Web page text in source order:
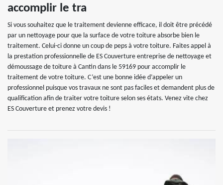
accomplir le tra
Si vous souhaitez que le traitement devienne efficace, il doit être précédé
par un nettoyage pour que la surface de votre toiture absorbe bien le
traitement. Celui-ci donne un coup de peps à votre toiture. Faites appel à
la prestation professionnelle de ES Couverture entreprise de nettoyage et
démoussage de toiture à Cantin dans le 59169 pour accomplir le
traitement de votre toiture. C’est une bonne idée d’appeler un
professionnel puisque vos travaux ne sont pas faciles et demandent plus de
qualification afin de traiter votre toiture selon ses états. Venez vite chez
ES Couverture et prenez votre devis !